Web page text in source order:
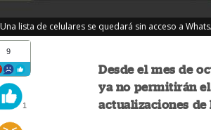
Una lista de celulares se quedará sin acceso a
9
1
Desde el mes de
ya no permitirán
actualizaciones de